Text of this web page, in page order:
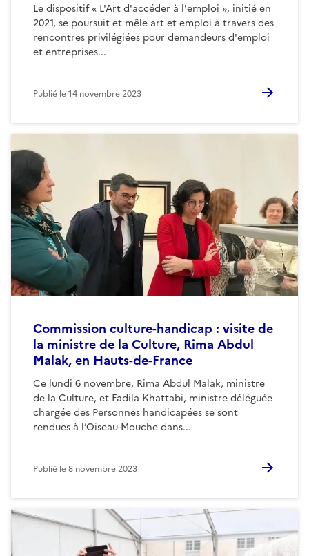
Le dispositif « L'Art d'accéder à l'emploi », initié en
2021, se poursuit et mêle art et emploi à travers des
rencontres privilégiées pour demandeurs d'emploi
et entreprises...
Publié le14 novembre 2023
Commission culture-handicap : visite de
la ministre de la Culture, Rima Abdul
Malak, en Hauts-de-France
Ce lundi 6 novembre, Rima Abdul Malak, ministre
de la Culture, et Fadila Khattabi, ministre déléguée
chargée des Personnes handicapées se sont
rendues à l’Oiseau-Mouche dans...
Publié le8 novembre 2023